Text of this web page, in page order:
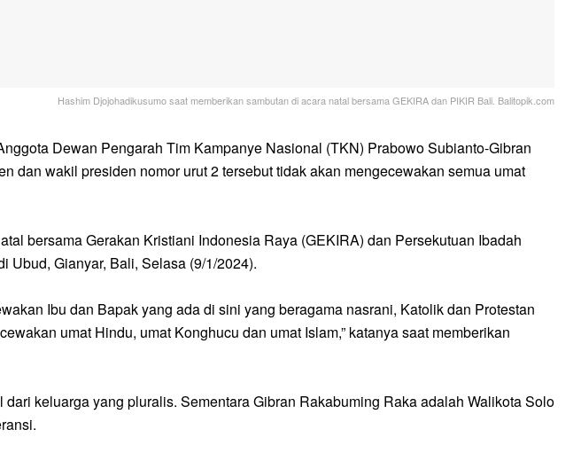
Hashim Djojohadikusumo saat memberikan sambutan di acara natal bersama GEKIRA dan PIKIR Bali. Balitopik.com
Dewan Pengarah Tim Kampanye Nasional (TKN) Prabowo Subianto-Gibran
dan wakil presiden nomor urut 2 tersebut tidak akan mengecewakan semua umat
bersama Gerakan Kristiani Indonesia Raya (GEKIRA) dan Persekutuan Ibadah
Ubud, Gianyar, Bali, Selasa (9/1/2024).
Ibu dan Bapak yang ada di sini yang beragama nasrani, Katolik dan Protestan
umat Hindu, umat Konghucu dan umat Islam,” katanya saat memberikan
keluarga yang pluralis. Sementara Gibran Rakabuming Raka adalah Walikota Solo